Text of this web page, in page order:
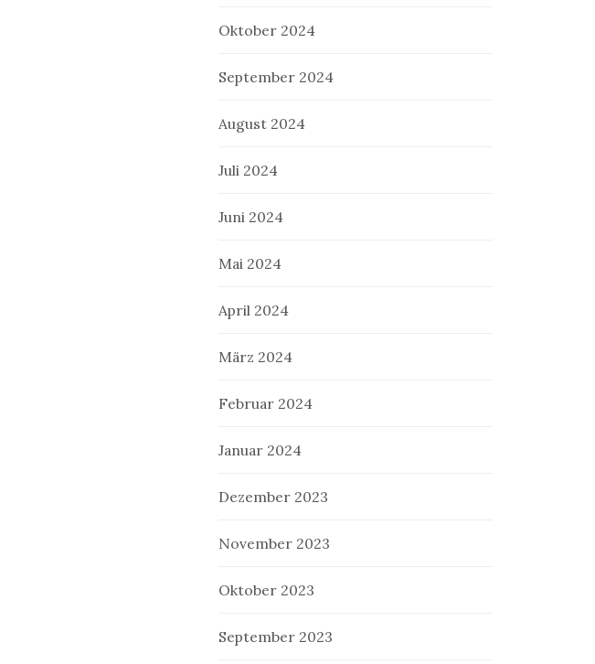
Oktober 2024
September 2024
August 2024
Juli 2024
Juni 2024
Mai 2024
April 2024
März 2024
Februar 2024
Januar 2024
Dezember 2023
November 2023
Oktober 2023
September 2023